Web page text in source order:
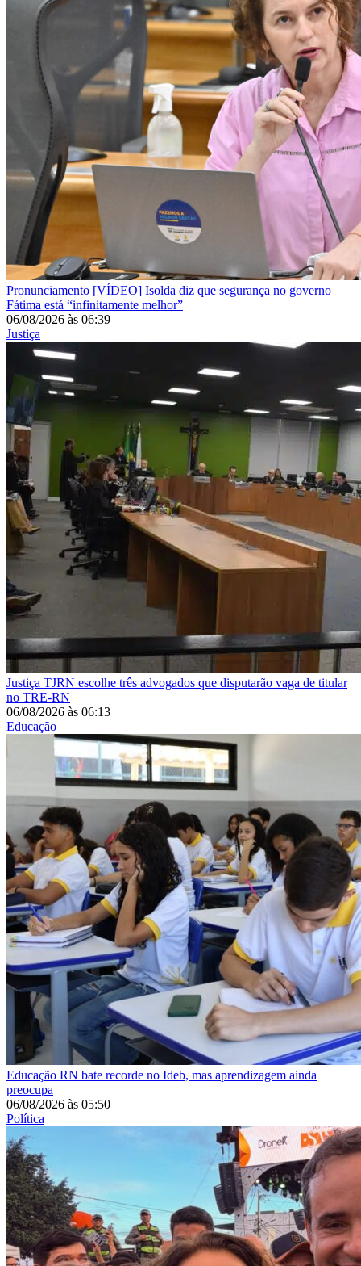
Pronunciamento [VÍDEO] Isolda diz que segurança no governo
Fátima está “infinitamente melhor”
06/08/2026 às 06:39
Justiça
Justiça TJRN escolhe três advogados que disputarão vaga de titular
no TRE-RN
06/08/2026 às 06:13
Educação
Educação RN bate recorde no Ideb, mas aprendizagem ainda
preocupa
06/08/2026 às 05:50
Política